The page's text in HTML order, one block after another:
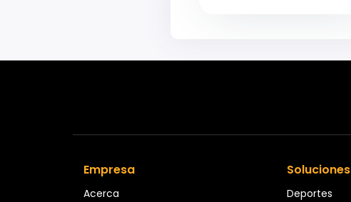
Empresa
Acerca
Soluciones
Deportes